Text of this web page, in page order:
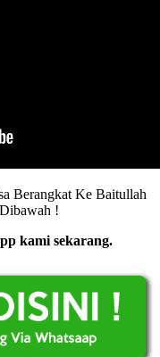
Berangkat Ke Baitullah
!
kami sekarang.